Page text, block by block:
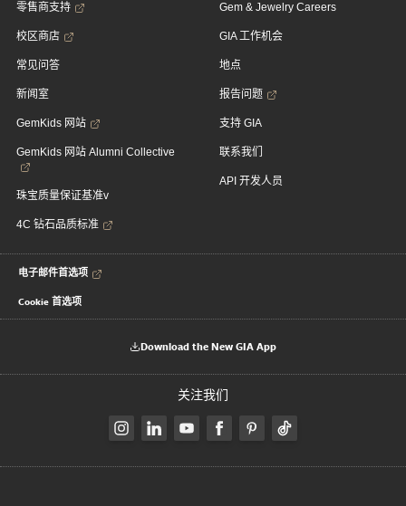
零售商支持
校区商店
常见问答
新闻室
GemKids 网站
GemKids 网站 Alumni Collective
珠宝质量保证基准v
4C 钻石品质标准
Gem & Jewelry Careers
GIA 工作机会
地点
报告问题
支持 GIA
联系我们
API 开发人员
电子邮件首选项
Cookie 首选项
Download the New GIA App
关注我们